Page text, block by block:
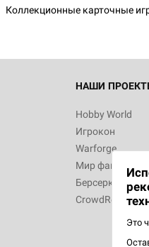
Коллекционные карточные
НАШИ
Hobby World
Игрокон
Warforge
Мир фантастики
Берсерк
CrowdRepublic
Это
Берсерк.